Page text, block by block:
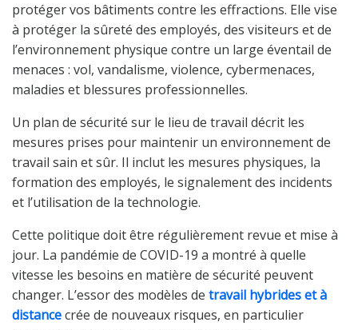
protéger vos bâtiments contre les effractions. Elle vise
à protéger la sûreté des employés, des visiteurs et de
l’environnement physique contre un large éventail de
menaces : vol, vandalisme, violence, cybermenaces,
maladies et blessures professionnelles.
Un plan de sécurité sur le lieu de travail décrit les
mesures prises pour maintenir un environnement de
travail sain et sûr. Il inclut les mesures physiques, la
formation des employés, le signalement des incidents
et l’utilisation de la technologie.
Cette politique doit être régulièrement revue et mise à
jour. La pandémie de COVID-19 a montré à quelle
vitesse les besoins en matière de sécurité peuvent
changer. L’essor des modèles de travail hybrides et à
distancecrée de nouveaux risques, en particulier